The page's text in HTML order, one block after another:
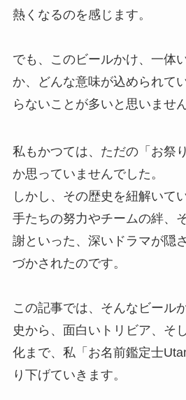
熱くなるのを感じます。
でも、このビールかけ、一体
か、どんな意味が込められて
らないことが多いと思いませ
私もかつては、ただの「お祭
か思っていませんでした。
しかし、その歴史を紐解いて
手たちの努力やチームの絆、
謝といった、深いドラマが隠
づかされたのです。
この記事では、そんなビール
史から、面白いトリビア、そ
化まで、私「お名前鑑定士
り下げていきます。